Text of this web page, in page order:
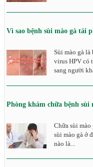
Vì sao bệnh sùi mào gà tái
Sùi mào gà
virus HPV có
sang người
Phòng khám chữa bệnh
Chữa sùi
sùi mào gà ở
nào là...